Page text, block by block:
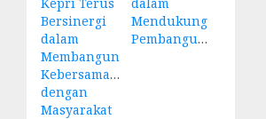
Bersinergi
dalam
Membangun
Kebersamaan
dengan
Masyarakat
Mendukung
Pembangunan